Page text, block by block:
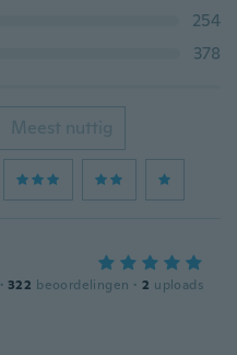
254
378
Meest nuttig
· 322 beoordelingen · 2 uploads